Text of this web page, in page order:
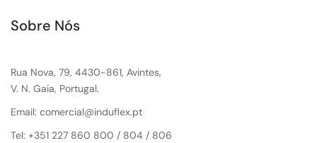
Sobre Nós
Rua Nova, 79, 4430-861, Avintes,
V. N. Gaia, Portugal.
Email: comercial@induflex.pt
Tel: +351 227 860 800 / 804 / 806